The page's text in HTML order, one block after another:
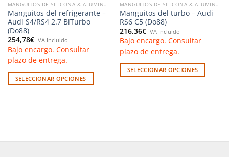
MANGUITOS DE SILICONA & ALUMINIO
Manguitos del refrigerante –
Audi S4/RS4 2.7 BiTurbo
(Do88)
254,78€ IVA Incluido
Bajo encargo. Consultar
plazo de entrega.
SELECCIONAR OPCIONES
Las
MANGUITOS DE SILICONA & ALUMINIO
Manguitos del turbo – Audi
RS6 C5 (Do88)
216,36€ IVA Incluido
Bajo encargo. Consultar
plazo de entrega.
SELECCIONAR OPCIONES